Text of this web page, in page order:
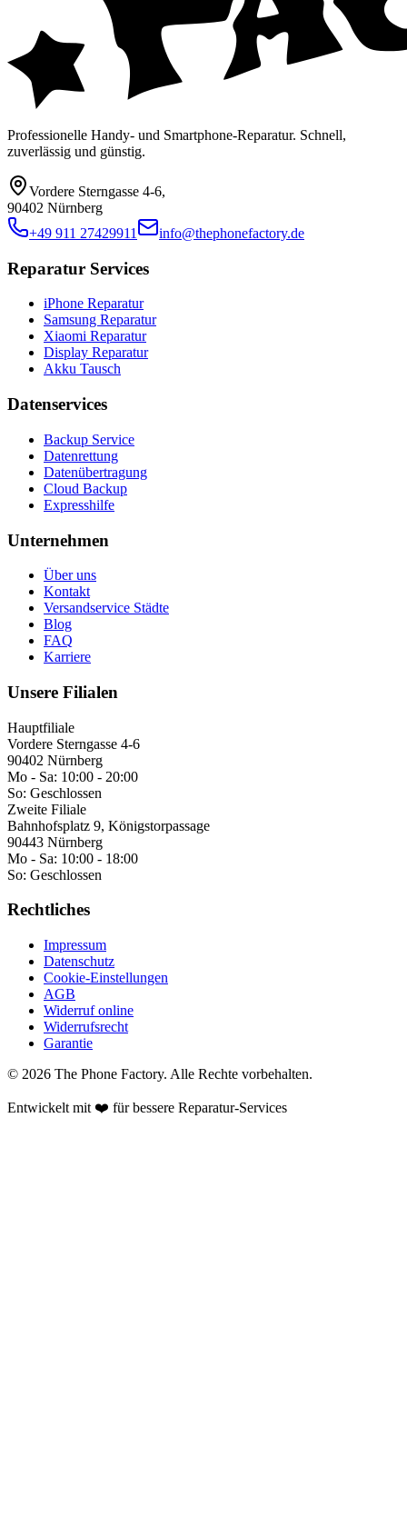
Professionelle Handy- und Smartphone-Reparatur. Schnell,
zuverlässig und günstig.
Vordere Sterngasse 4-6,
90402 Nürnberg
+49 911 27429911
info@thephonefactory.de
Reparatur Services
iPhone Reparatur
Samsung Reparatur
Xiaomi Reparatur
Display Reparatur
Akku Tausch
Datenservices
Backup Service
Datenrettung
Datenübertragung
Cloud Backup
Expresshilfe
Unternehmen
Über uns
Kontakt
Versandservice Städte
Blog
FAQ
Karriere
Unsere Filialen
Hauptfiliale
Vordere Sterngasse 4-6
90402 Nürnberg
Mo - Sa: 10:00 - 20:00
So: Geschlossen
Zweite Filiale
Bahnhofsplatz 9, Königstorpassage
90443 Nürnberg
Mo - Sa: 10:00 - 18:00
So: Geschlossen
Rechtliches
Impressum
Datenschutz
Cookie-Einstellungen
AGB
Widerruf online
Widerrufsrecht
Garantie
© 2026 The Phone Factory. Alle Rechte vorbehalten.
Entwickelt mit ❤️ für bessere Reparatur-Services